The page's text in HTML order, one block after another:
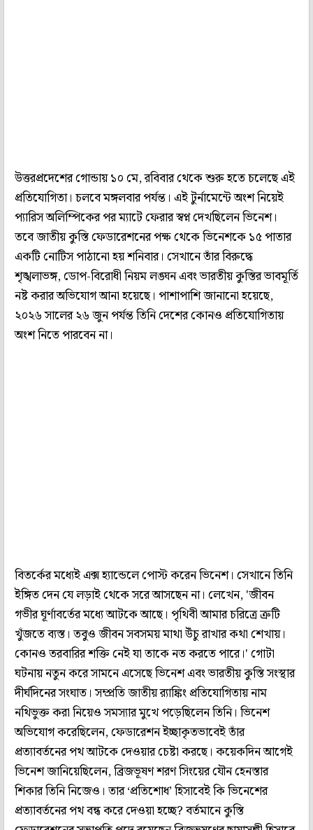
উত্তরপ্রদেশের গোন্ডায় ১০ মে, রবিবার থেকে শুরু হতে চলেছে এই
প্রতিযোগিতা। চলবে মঙ্গলবার পর্যন্ত। এই টুর্নামেন্টে অংশ নিয়েই
প্যারিস অলিম্পিকের পর ম্যাটে ফেরার স্বপ্ন দেখছিলেন ভিনেশ।
তবে জাতীয় কুস্তি ফেডারেশনের পক্ষ থেকে ভিনেশকে ১৫ পাতার
একটি নোটিস পাঠানো হয় শনিবার। সেখানে তাঁর বিরুদ্ধে
শৃঙ্খলাভঙ্গ, ডোপ-বিরোধী নিয়ম লঙ্ঘন এবং ভারতীয় কুস্তির ভাবমূর্তি
নষ্ট করার অভিযোগ আনা হয়েছে। পাশাপাশি জানানো হয়েছে,
২০২৬ সালের ২৬ জুন পর্যন্ত তিনি দেশের কোনও প্রতিযোগিতায়
অংশ নিতে পারবেন না।
বিতর্কের মধ্যেই এক্স হ্যান্ডেলে পোস্ট করেন ভিনেশ। সেখানে তিনি
ইঙ্গিত দেন যে লড়াই থেকে সরে আসছেন না। লেখেন, 'জীবন
গভীর ঘূর্ণাবর্তের মধ্যে আটকে আছে। পৃথিবী আমার চরিত্রে ত্রুটি
খুঁজতে ব্যস্ত। তবুও জীবন সবসময় মাথা উঁচু রাখার কথা শেখায়।
কোনও তরবারির শক্তি নেই যা তাকে নত করতে পারে।' গোটা
ঘটনায় নতুন করে সামনে এসেছে ভিনেশ এবং ভারতীয় কুস্তি সংস্থার
দীর্ঘদিনের সংঘাত। সম্প্রতি জাতীয় র‌্যাঙ্কিং প্রতিযোগিতায় নাম
নথিভুক্ত করা নিয়েও সমস্যার মুখে পড়েছিলেন তিনি। ভিনেশ
অভিযোগ করেছিলেন, ফেডারেশন ইচ্ছাকৃতভাবেই তাঁর
প্রত্যাবর্তনের পথ আটকে দেওয়ার চেষ্টা করছে। কয়েকদিন আগেই
ভিনেশ জানিয়েছিলেন, ব্রিজভূষণ শরণ সিংয়ের যৌন হেনস্তার
শিকার তিনি নিজেও। তার ‘প্রতিশোধ’ হিসাবেই কি ভিনেশের
প্রত্যাবর্তনের পথ বন্ধ করে দেওয়া হচ্ছে? বর্তমানে কুস্তি